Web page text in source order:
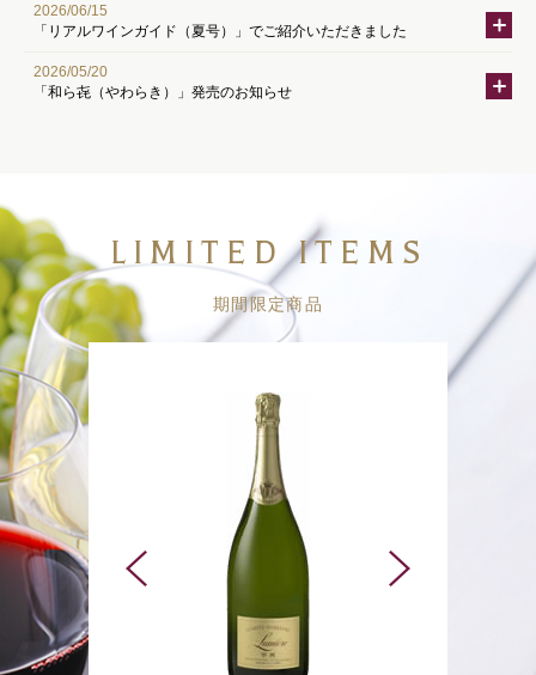
2026/06/15
「リアルワインガイド（夏号）」でご紹介いただきました
2026/05/20
「和ら㐂（やわらき）」発売のお知らせ
LIMITED ITEMS
期間限定商品